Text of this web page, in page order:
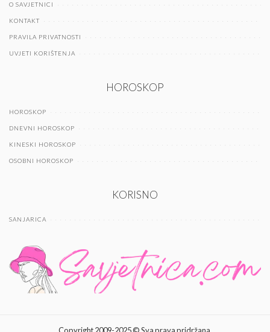
O SAVJETNICI
KONTAKT
PRAVILA PRIVATNOSTI
UVJETI KORIŠTENJA
HOROSKOP
HOROSKOP
DNEVNI HOROSKOP
KINESKI HOROSKOP
OSOBNI HOROSKOP
KORISNO
SANJARICA
Copyright 2009-2025 © Sva prava pridržana.